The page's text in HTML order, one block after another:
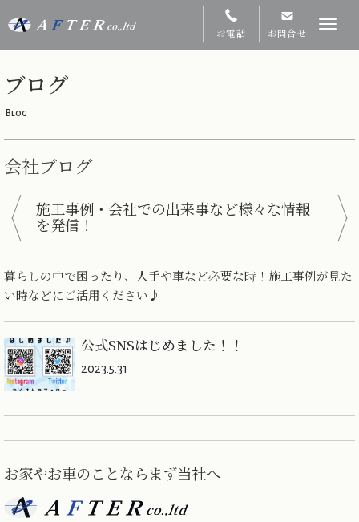
お問合せ
お電話
ブログ
Blog
会社ブログ
施工事例・会社での出来事など様々な情報
を発信！
暮らしの中で困ったり、人手や車など必要な時！施工事例が見た
い時などにご活用ください♪
公式SNSはじめました！！
2023.5.31
お家やお車のことならまず当社へ